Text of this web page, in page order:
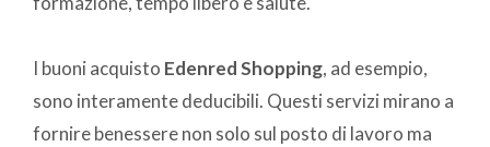
I buoni acquisto Edenred Shopping, ad esempio,
sono interamente deducibili. Questi servizi mirano a
fornire benessere non solo sul posto di lavoro ma